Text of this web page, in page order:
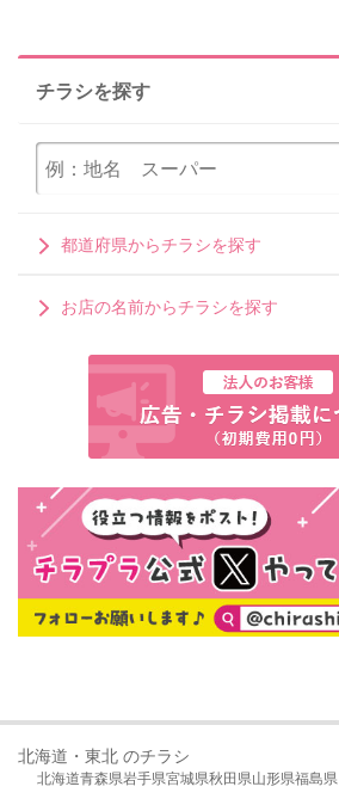
チラシを探す
都道府県からチラシを探す
お店の名前からチラシを探す
北海道・東北 のチラシ
北海道青森県岩手県宮城県秋田県山形県福島県